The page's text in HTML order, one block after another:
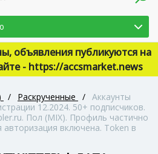
объявления публикуются на
- https://accsmarket.news
/ Раскрученные / Аккаунты
12.2024. 50+ подписчиков.
Пол (MIX). Профиль частично
включена. Token в